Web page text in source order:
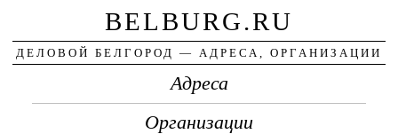
BELBURG.RU
ДЕЛОВОЙ БЕЛГОРОД — АДРЕСА, ОРГАНИЗАЦИИ
Адреса
Организации